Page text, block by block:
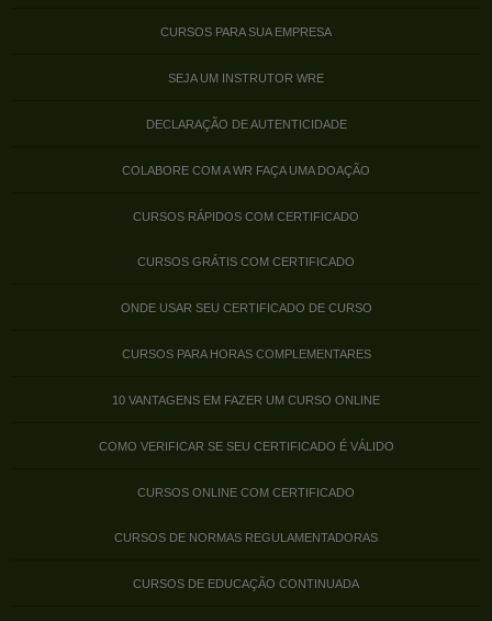
CURSOS PARA SUA EMPRESA
SEJA UM INSTRUTOR WRE
DECLARAÇÃO DE AUTENTICIDADE
COLABORE COM A WR FAÇA UMA DOAÇÃO
CURSOS RÁPIDOS COM CERTIFICADO
CURSOS GRÁTIS COM CERTIFICADO
ONDE USAR SEU CERTIFICADO DE CURSO
CURSOS PARA HORAS COMPLEMENTARES
10 VANTAGENS EM FAZER UM CURSO ONLINE
COMO VERIFICAR SE SEU CERTIFICADO É VÁLIDO
CURSOS ONLINE COM CERTIFICADO
CURSOS DE NORMAS REGULAMENTADORAS
CURSOS DE EDUCAÇÃO CONTINUADA